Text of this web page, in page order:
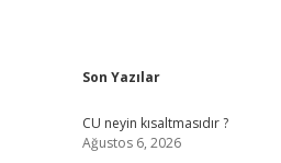
Sidebar
Son Yazılar
CU neyin kısaltmasıdır ?
Ağustos 6, 2026